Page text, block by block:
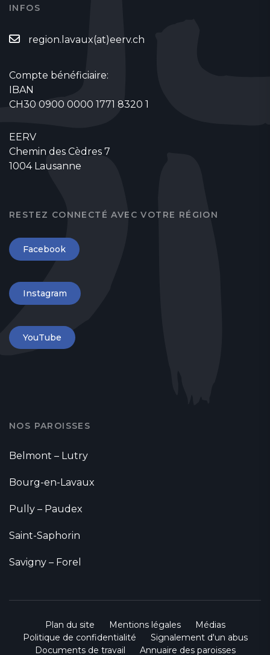
INFOS
region.lavaux(at)eerv.ch
Compte bénéficiaire:
IBAN
CH30 0900 0000 1771 8320 1
EERV
Chemin des Cèdres 7
1004 Lausanne
RESTEZ CONNECTÉ AVEC VOTRE RÉGION
Facebook
Instagram
YouTube
NOS PAROISSES
Belmont – Lutry
Bourg-en-Lavaux
Pully – Paudex
Saint-Saphorin
Savigny – Forel
Plan du site Mentions légales
Médias
Politique de confidentialité
Signalement d'un abus
Documents de travail
Annuaire des paroisses